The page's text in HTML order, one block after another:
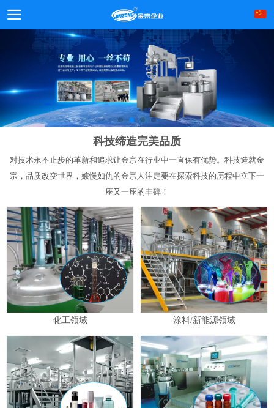
科技缔造完美品质
对技术永不止步的革新和追求让金宗在行业中一直保有优势。科技造就金
宗，品质改变世界，嫉慢如仇的金宗人注定要在探索科技的历程中立下一
座又一座的丰碑！
化工领域 涂料/新能源领域